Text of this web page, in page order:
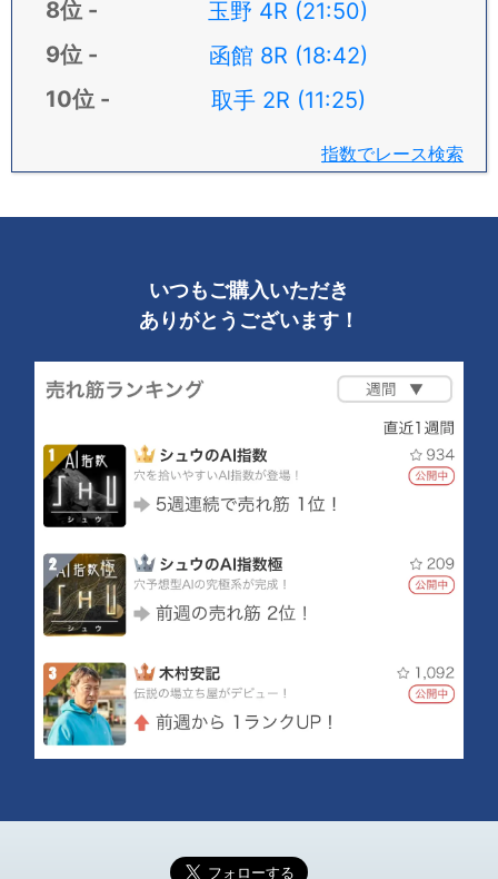
玉野 4R (21:50)
函館 8R (18:42)
取手 2R (11:25)
指数でレース検索
いつもご購入いただき
ありがとうございます！